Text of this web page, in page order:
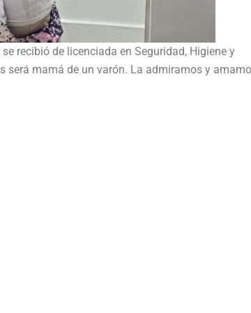
recibió de licenciada en Seguridad, Higiene y
mamá de un varón. La admiramos y